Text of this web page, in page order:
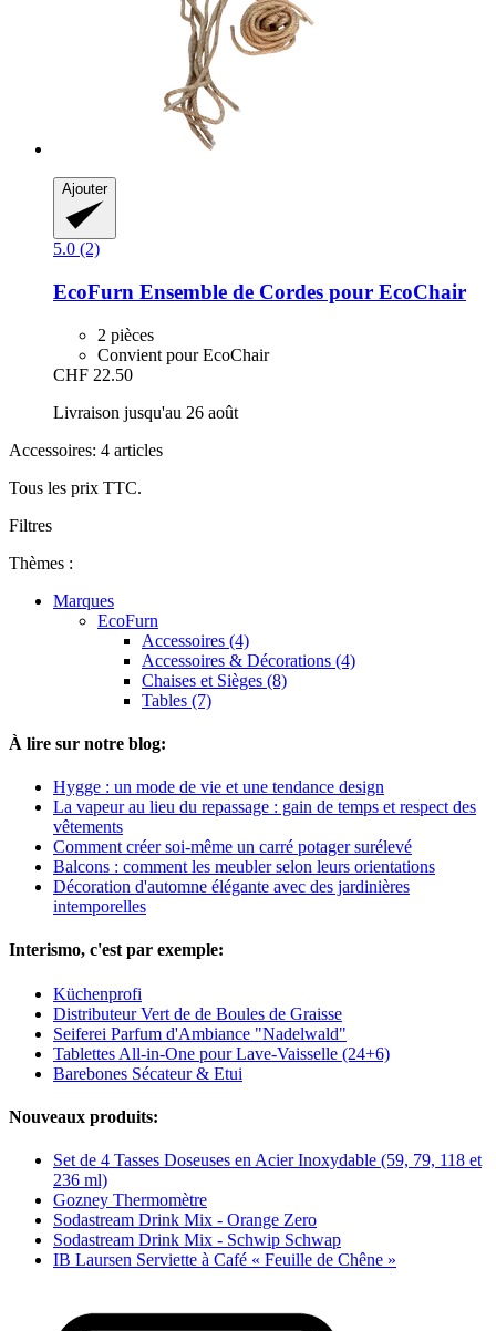
Ajouter
5.0 (2)
EcoFurn Ensemble de Cordes pour EcoChair
2 pièces
Convient pour EcoChair
CHF 22.50
Livraison jusqu'au 26 août
Accessoires: 4 articles
Tous les prix TTC.
Filtres
Thèmes :
Marques
EcoFurn
Accessoires (4)
Accessoires & Décorations (4)
Chaises et Sièges (8)
Tables (7)
À lire sur notre blog:
Hygge : un mode de vie et une tendance design
La vapeur au lieu du repassage : gain de temps et respect des
vêtements
Comment créer soi-même un carré potager surélevé
Balcons : comment les meubler selon leurs orientations
Décoration d'automne élégante avec des jardinières
intemporelles
Interismo, c'est par exemple:
Küchenprofi
Distributeur Vert de de Boules de Graisse
Seiferei Parfum d'Ambiance "Nadelwald"
Tablettes All-in-One pour Lave-Vaisselle (24+6)
Barebones Sécateur & Etui
Nouveaux produits:
Set de 4 Tasses Doseuses en Acier Inoxydable (59, 79, 118 et
236 ml)
Gozney Thermomètre
Sodastream Drink Mix - Orange Zero
Sodastream Drink Mix - Schwip Schwap
IB Laursen Serviette à Café « Feuille de Chêne »